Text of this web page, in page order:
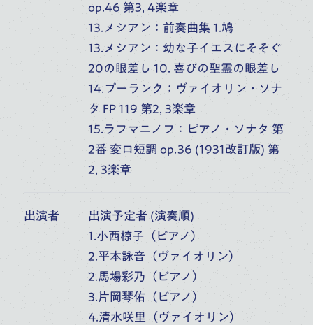
op.46 第3, 4楽章
13.メシアン：前奏曲集 1.鳩
13.メシアン：幼な子イエスにそそぐ
20の眼差し 10. 喜びの聖霊の眼差し
14.プーランク：ヴァイオリン・ソナ
タ FP 119 第2, 3楽章
15.ラフマニノフ：ピアノ・ソナタ 第
2番 変ロ短調 op.36 (1931改訂版) 第
2, 3楽章
出演者
出演予定者 (演奏順)
1.小西椋子（ピアノ）
2.平本詠音（ヴァイオリン）
2.馬場彩乃（ピアノ）
3.片岡琴佑（ピアノ）
4.清水咲里（ヴァイオリン）
桐朋学園音楽部門トップ
施設を知る
音楽部門を知る